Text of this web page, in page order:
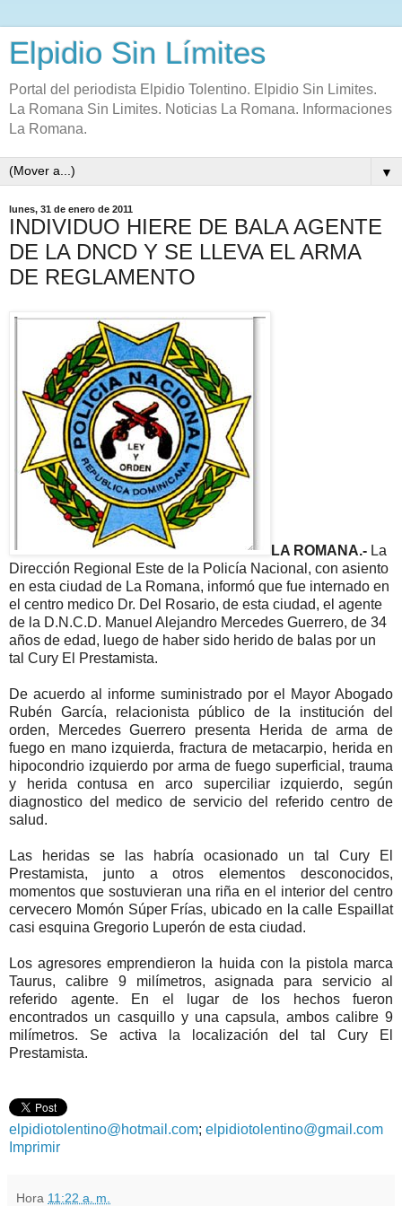
Elpidio Sin Límites
Portal del periodista Elpidio Tolentino. Elpidio Sin Limites.
La Romana Sin Limites. Noticias La Romana. Informaciones
La Romana.
▼
lunes, 31 de enero de 2011
INDIVIDUO HIERE DE BALA AGENTE
DE LA DNCD Y SE LLEVA EL ARMA
DE REGLAMENTO
LA ROMANA.- La
Dirección Regional Este de la Policía Nacional, con asiento
en esta ciudad de La Romana, informó que fue internado en
el centro medico Dr. Del Rosario, de esta ciudad, el agente
de la D.N.C.D. Manuel Alejandro Mercedes Guerrero, de 34
años de edad, luego de haber sido herido de balas por un
tal Cury El Prestamista.
De acuerdo al informe suministrado por el Mayor Abogado
Rubén García, relacionista público de la institución del
orden, Mercedes Guerrero presenta Herida de arma de
fuego en mano izquierda, fractura de metacarpio, herida en
hipocondrio izquierdo por arma de fuego superficial, trauma
y herida contusa en arco superciliar izquierdo, según
diagnostico del medico de servicio del referido centro de
salud.
Las heridas se las habría ocasionado un tal Cury El
Prestamista, junto a otros elementos desconocidos,
momentos que sostuvieran una riña en el interior del centro
cervecero Momón Súper Frías, ubicado en la calle Espaillat
casi esquina Gregorio Luperón de esta ciudad.
Los agresores emprendieron la huida con la pistola marca
Taurus, calibre 9 milímetros, asignada para servicio al
referido agente. En el lugar de los hechos fueron
encontrados un casquillo y una capsula, ambos calibre 9
milímetros. Se activa la localización del tal Cury El
Prestamista.
elpidiotolentino@hotmail.com; elpidiotolentino@gmail.com
Imprimir
Hora 11:22 a. m.